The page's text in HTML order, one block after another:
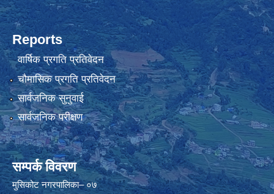
Reports
वार्षिक प्रगति प्रतिवेदन
चौमासिक प्रगति प्रतिवेदन
सार्वजनिक सुनुवाई
सार्वजनिक परीक्षण
सम्पर्क विवरण
मुसिकोट नगरपालिका– ०७